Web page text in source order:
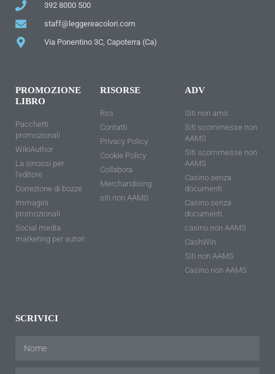
392 8000 500
staff@leggereacolori.com
Via Ponentino 3C, Capoterra (Ca)
PROMOZIONE
LIBRO
Pacchetti
promozionali
WikiAuthor
La sinossi per
l'editore
Correzione di bozze
Immagini
promozionali
Social media
marketing per autori
RISORSE
Rss
Contatti
Privacy Policy
Cookie Policy
Collabora
Merchandising
siti non AAMS
ADV
Siti non ams
Siti scommesse non
AAMS
Siti scommesse non
AAMS
Casino senza
documenti
Casino senza
documenti
casino non AAMS
CashWin
Siti non AAMS
Casino non AAMS
SCRIVICI